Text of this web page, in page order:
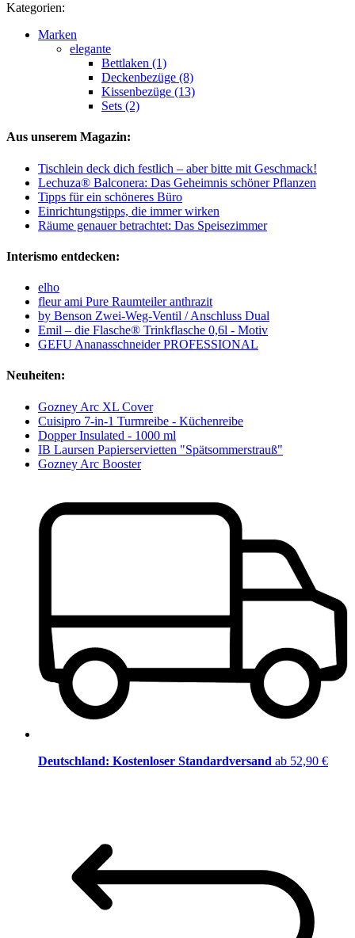
Kategorien:
Marken
elegante
Bettlaken (1)
Deckenbezüge (8)
Kissenbezüge (13)
Sets (2)
Aus unserem Magazin:
Tischlein deck dich festlich – aber bitte mit Geschmack!
Lechuza® Balconera: Das Geheimnis schöner Pflanzen
Tipps für ein schöneres Büro
Einrichtungstipps, die immer wirken
Räume genauer betrachtet: Das Speisezimmer
Interismo entdecken:
elho
fleur ami Pure Raumteiler anthrazit
by Benson Zwei-Weg-Ventil / Anschluss Dual
Emil – die Flasche® Trinkflasche 0,6l - Motiv
GEFU Ananasschneider PROFESSIONAL
Neuheiten:
Gozney Arc XL Cover
Cuisipro 7-in-1 Turmreibe - Küchenreibe
Dopper Insulated - 1000 ml
IB Laursen Papierservietten "Spätsommerstrauß"
Gozney Arc Booster
Deutschland: Kostenloser Standardversand ab 52,90 €